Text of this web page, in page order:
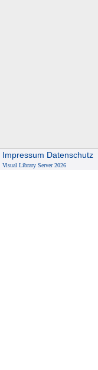
Impressum Datenschutz
Visual Library Server 2026